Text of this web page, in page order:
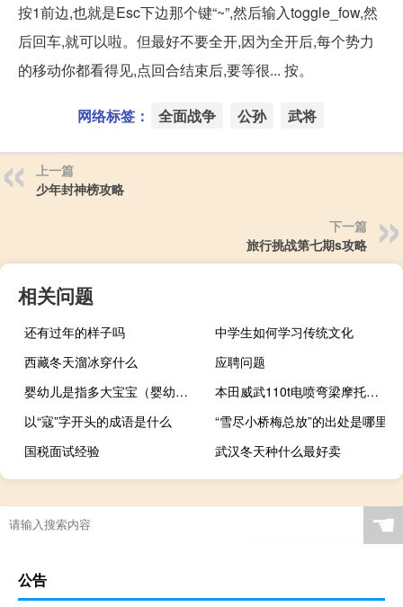
按1前边,也就是Esc下边那个键“~”,然后输入toggle_fow,然
后回车,就可以啦。但最好不要全开,因为全开后,每个势力
的移动你都看得见,点回合结束后,要等很... 按。
网络标签： 全面战争 公孙 武将
上一篇
少年封神榜攻略
下一篇
旅行挑战第七期s攻略
相关问题
还有过年的样子吗
中学生如何学习传统文化
西藏冬天溜冰穿什么
应聘问题
婴幼儿是指多大宝宝（婴幼儿是指多大的孩子）
本田威武110t电喷弯梁摩托车（电喷弯梁摩托车）
以“寇”字开头的成语是什么
“雪尽小桥梅总放”的出处是哪里
国税面试经验
武汉冬天种什么最好卖
☚
公告